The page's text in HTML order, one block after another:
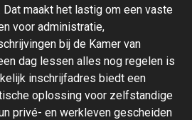
maakt het lastig om een vaste
voor administratie,
bij de Kamer van
dag lessen alles nog regelen is
inschrijfadres biedt een
oplossing voor zelfstandige
privé- en werkleven gescheiden